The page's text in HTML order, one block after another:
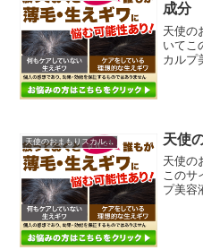
成分
天使の
いてこ
カルプ
天使のおまもりスカルプ美容液 天使
天使の
このサ
プ美容